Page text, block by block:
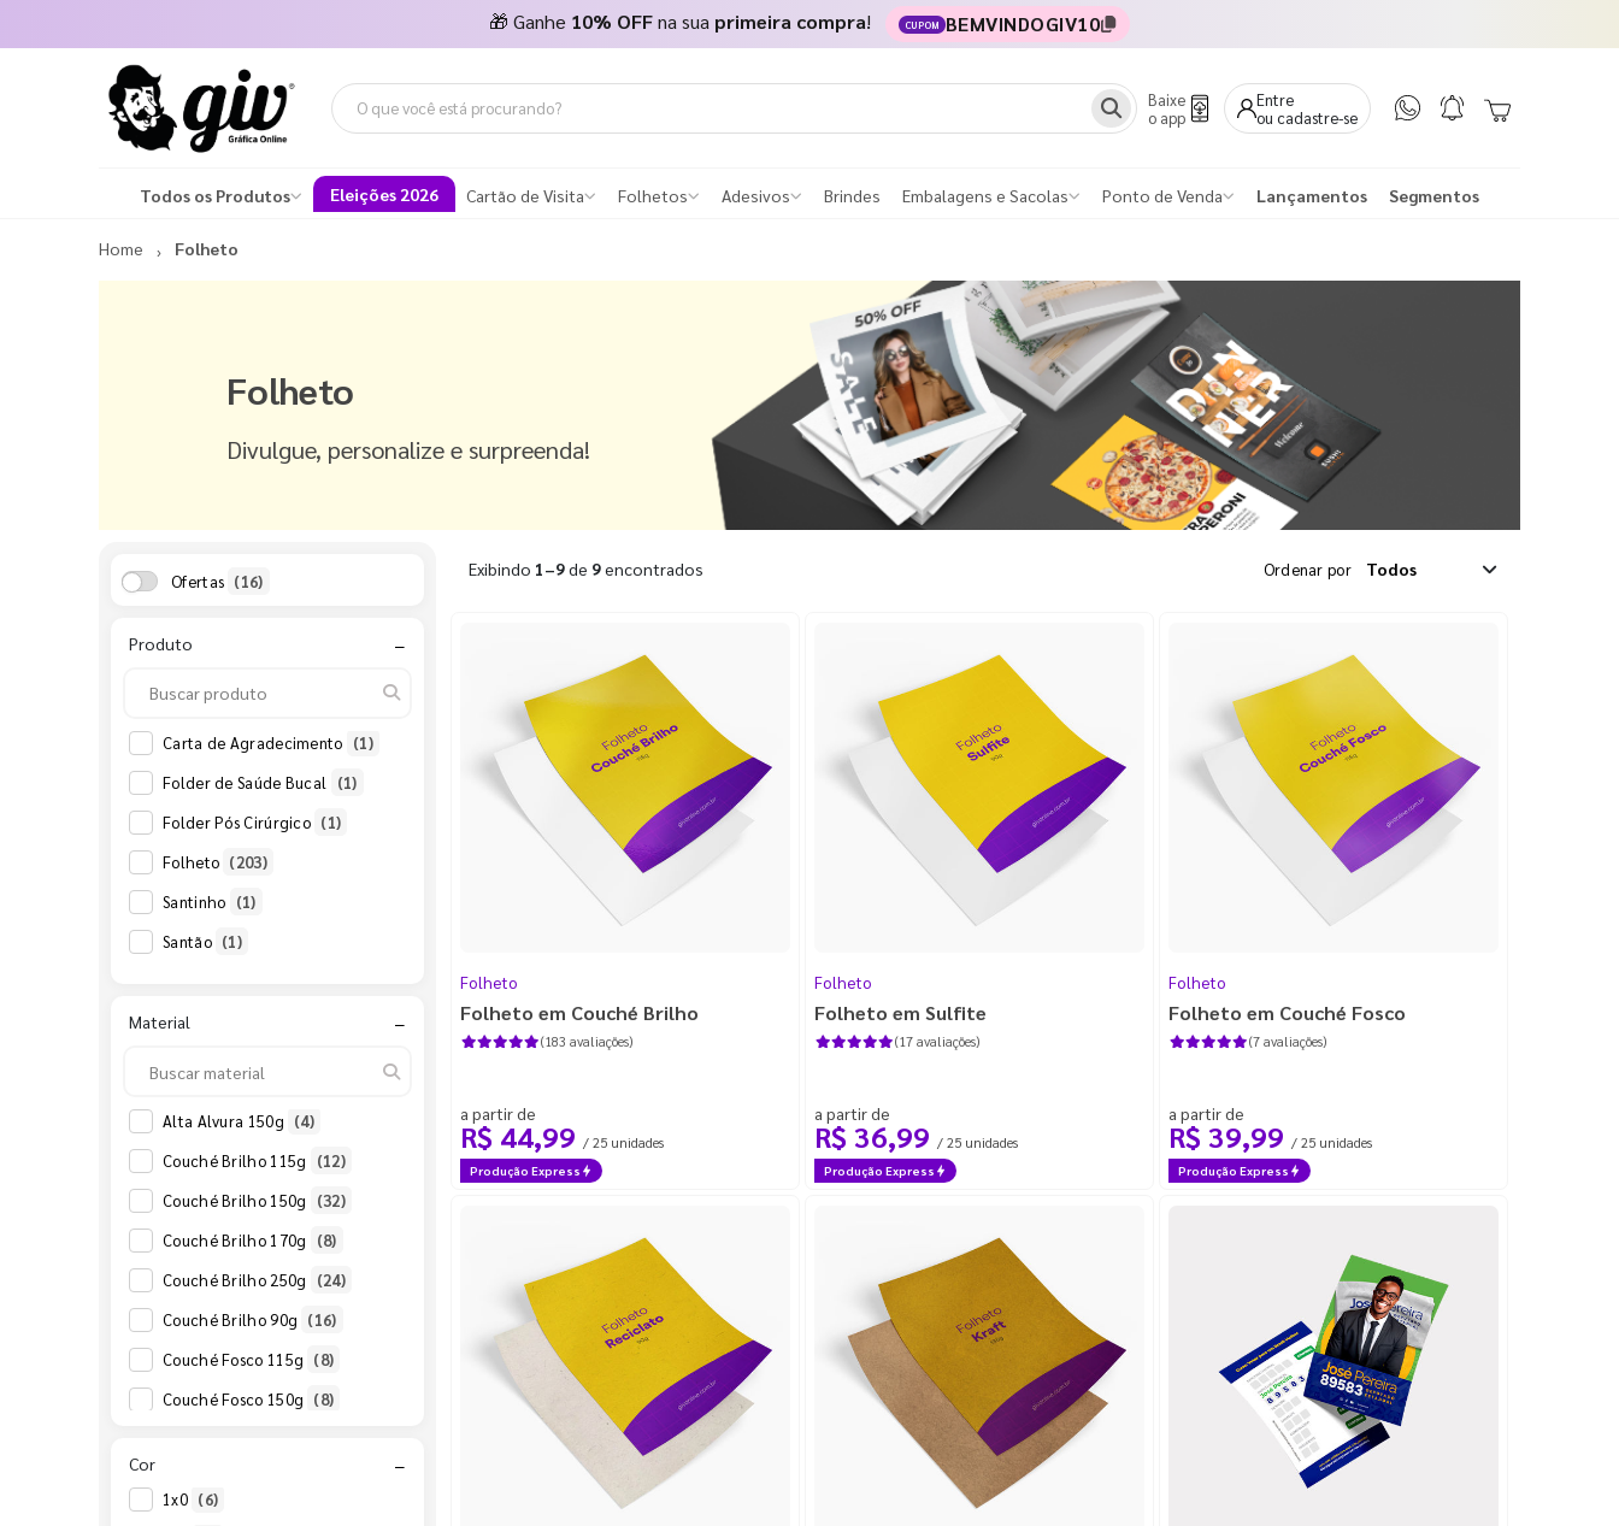
🎁 Ganhe 10% OFFna sua primeira compra! CUPOM BEMVINDOGIV10
Baixe
o app
Entre
ou cadastre-se
Todos os Produtos Eleições 2026 Cartão de Visita Folhetos Adesivos Brindes Embalagens e Sacolas Ponto de Venda Lançamentos Segmentos
Home Folheto
Folheto
Divulgue, personalize e surpreenda!
Ofertas (16)
Produto −
Carta de Agradecimento (1)
Folder de Saúde Bucal
(1)
Folder Pós Cirúrgico (1)
Folheto (203)
Santinho (1)
Santão (1)
Material −
Alta Alvura 150g (4)
Couché Brilho 115g
(12)
Couché Brilho 150g
(32)
Couché Brilho 170g
(8)
Couché Brilho 250g
(24)
Couché Brilho 90g (16)
Couché Fosco 115g (8)
Couché Fosco 150g (8)
Cor −
1x0 (6)
Exibindo 1–9de 9encontrados Ordenar por
Folheto
Folheto em Couché Brilho
(183 avaliações)
a partir de
R$ 44,99 / 25 unidades
Produção Express
Folheto
Folheto em Sulfite
(17 avaliações)
a partir de
R$ 36,99 / 25 unidades
Produção Express
Folheto
Folheto em Couché Fosco
(7 avaliações)
a partir de
R$ 39,99 / 25 unidades
Produção Express